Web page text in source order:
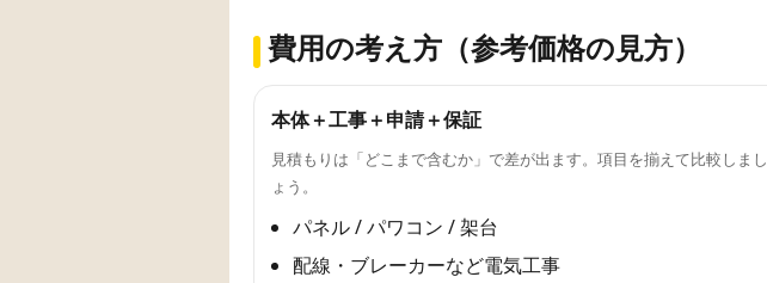
費用の考え方（参考価格の見方）
本体＋工事＋申請＋保証
見積もりは「どこまで含むか」で差が出ます。項目を揃えて比較しまし
ょう。
パネル / パワコン / 架台
配線・ブレーカーなど電気工事